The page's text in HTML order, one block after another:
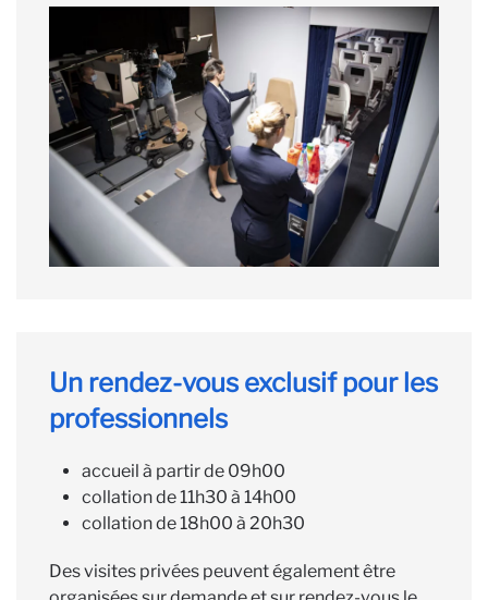
Un rendez-vous exclusif pour les
professionnels
accueil à partir de 09h00
collation de 11h30 à 14h00
collation de 18h00 à 20h30
Des visites privées peuvent également être